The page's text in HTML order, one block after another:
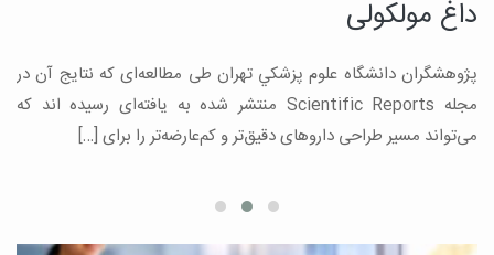
داغ مولکولی
پژوهشگران دانشگاه علوم پزشكي تهران طی مطالعه‌ای که نتایج آن در
مجله Scientific Reports منتشر شده به یافته‌ای رسیده اند که
می‌تواند مسیر طراحی داروهای دقیق‌تر و کم‌عارضه‌تر را برای […]